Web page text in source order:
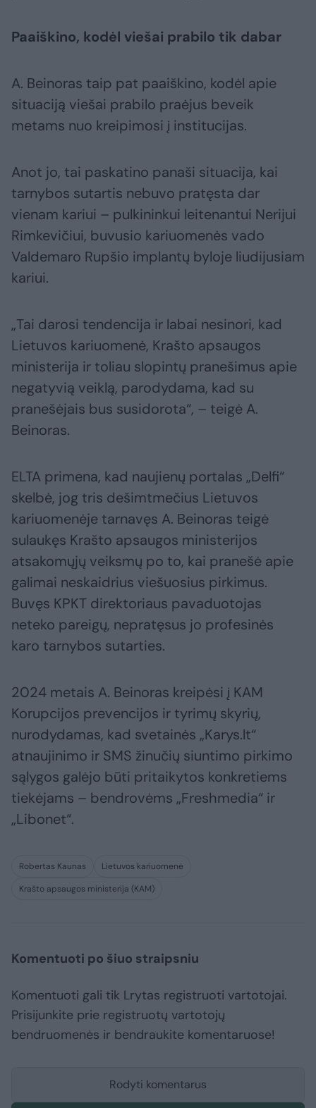
Paaiškino, kodėl viešai prabilo tik dabar
A. Beinoras taip pat paaiškino, kodėl apie
situaciją viešai prabilo praėjus beveik
metams nuo kreipimosi į institucijas.
Anot jo, tai paskatino panaši situacija, kai
tarnybos sutartis nebuvo pratęsta dar
vienam kariui – pulkininkui leitenantui Nerijui
Rimkevičiui, buvusio kariuomenės vado
Valdemaro Rupšio implantų byloje liudijusiam
kariui.
„Tai darosi tendencija ir labai nesinori, kad
Lietuvos kariuomenė, Krašto apsaugos
ministerija ir toliau slopintų pranešimus apie
negatyvią veiklą, parodydama, kad su
pranešėjais bus susidorota“, – teigė A.
Beinoras.
ELTA primena, kad naujienų portalas „Delfi“
skelbė, jog tris dešimtmečius Lietuvos
kariuomenėje tarnavęs A. Beinoras teigė
sulaukęs Krašto apsaugos ministerijos
atsakomųjų veiksmų po to, kai pranešė apie
galimai neskaidrius viešuosius pirkimus.
Buvęs KPKT direktoriaus pavaduotojas
neteko pareigų, nepratęsus jo profesinės
karo tarnybos sutarties.
2024 metais A. Beinoras kreipėsi į KAM
Korupcijos prevencijos ir tyrimų skyrių,
nurodydamas, kad svetainės „Karys.lt“
atnaujinimo ir SMS žinučių siuntimo pirkimo
sąlygos galėjo būti pritaikytos konkretiems
tiekėjams – bendrovėms „Freshmedia“ ir
„Libonet“.
Robertas Kaunas
Lietuvos kariuomenė
Krašto apsaugos ministerija (KAM)
Komentuoti po šiuo straipsniu
Komentuoti gali tik Lrytas registruoti vartotojai.
Prisijunkite prie registruotų vartotojų
bendruomenės ir bendraukite komentaruose!
Rodyti komentarus